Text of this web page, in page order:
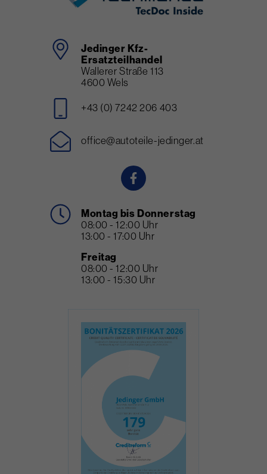
Jedinger Kfz-
Ersatzteilhandel
Wallerer Straße 113
4600 Wels
+43 (0) 7242 206 403
office@autoteile-jedinger.at
Montag bis Donnerstag
08:00 - 12:00 Uhr
13:00 - 17:00 Uhr
Freitag
08:00 - 12:00 Uhr
13:00 - 15:30 Uhr